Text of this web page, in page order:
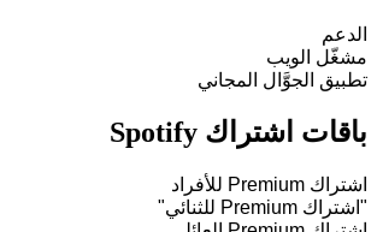
الدعم
مشغّل الويب
تطبيق الجوَّال المجاني
باقات اشتراك Spotify
اشتراك Premium للأفراد
"اشتراك Premium للثنائي"